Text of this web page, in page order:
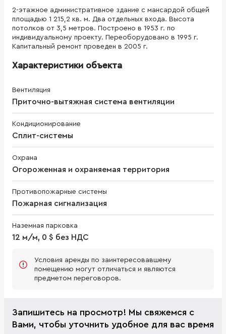
2-этажное административное здание с мансардой общей
площадью 1 215,2 кв. м. Два отдельных входа. Высота
потолков от 3,5 метров. Построено в 1953 г. по
индивидуальному проекту. Переоборудовано в 1995 г.
Капитальный ремонт проведен в 2005 г.
Характеристики объекта
Вентиляция
Приточно-вытяжная система вентиляции
Кондиционирование
Сплит-системы
Охрана
Огороженная и охраняемая территория
Противопожарные системы
Пожарная сигнализация
Наземная парковка
12 м/м, 0 $ без НДС
Условия аренды по заинтересовавшему
помещению могут отличаться и являются
предметом переговоров.
Запишитесь на просмотр! Мы свяжемся с
Вами, чтобы уточнить удобное для вас время